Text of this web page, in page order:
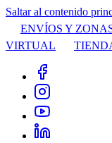
Saltar al contenido
ENVÍOS Y
VIRTUAL